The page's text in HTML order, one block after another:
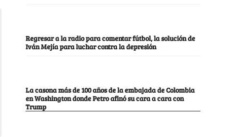
Regresar a la radio para comentar fútbol, la solución de
Iván Mejía para luchar contra la depresión
La casona más de 100 años de la embajada de Colombia
en Washington donde Petro afinó su cara a cara con
Trump